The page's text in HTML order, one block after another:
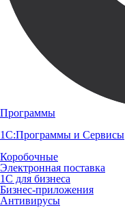
Программы
1С:Программы и Сервисы
Коробочные
Электронная поставка
1С для бизнеса
Бизнес-приложения
Антивирусы